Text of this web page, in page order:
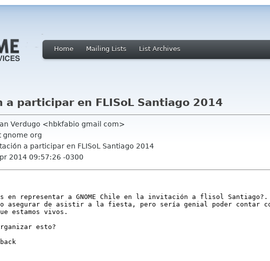
Home Mailing Lists List Archives
a participar en FLISoL Santiago 2014
Verdugo <hbkfabio gmail com>
gnome org
a participar en FLISoL Santiago 2014
2014 09:57:26 -0300
en representar a GNOME Chile en la invitación a flisol Santiago?.
asegurar de asistir a la fiesta, pero sería genial poder contar
estamos vivos.
esto?